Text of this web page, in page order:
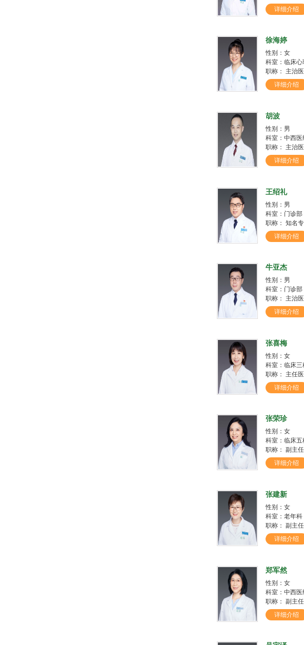
详细介绍
徐海婷
性别：女
职称： 主治
详细介绍
胡波
性别：男
科室：中西医
职称： 主治
详细介绍
王绍礼
性别：男
科室：门诊部
职称： 知名
详细介绍
牛亚杰
性别：男
科室：门诊部
职称： 主治
详细介绍
张喜梅
性别：女
科室：临床三
职称： 主任
详细介绍
张荣珍
性别：女
科室：临床五
职称： 副主
详细介绍
张建新
性别：女
科室：老年科
职称： 副主
详细介绍
郑军然
性别：女
科室：中西医
职称： 副主
详细介绍